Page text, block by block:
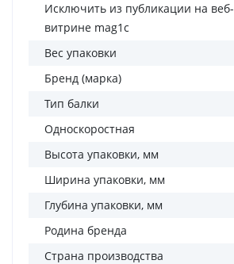
Исключить из публикации на веб-
витрине mag1c
Вес упаковки
Бренд (марка)
Тип балки
Односкоростная
Высота упаковки, мм
Ширина упаковки, мм
Глубина упаковки, мм
Родина бренда
Страна производства